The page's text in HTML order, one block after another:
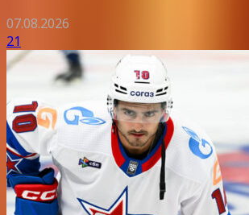
07.08.2026
21